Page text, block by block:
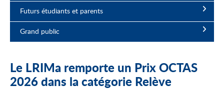
Futurs étudiants et parents
Grand public
Le LRIMa remporte un Prix OCTAS
2026 dans la catégorie Relève